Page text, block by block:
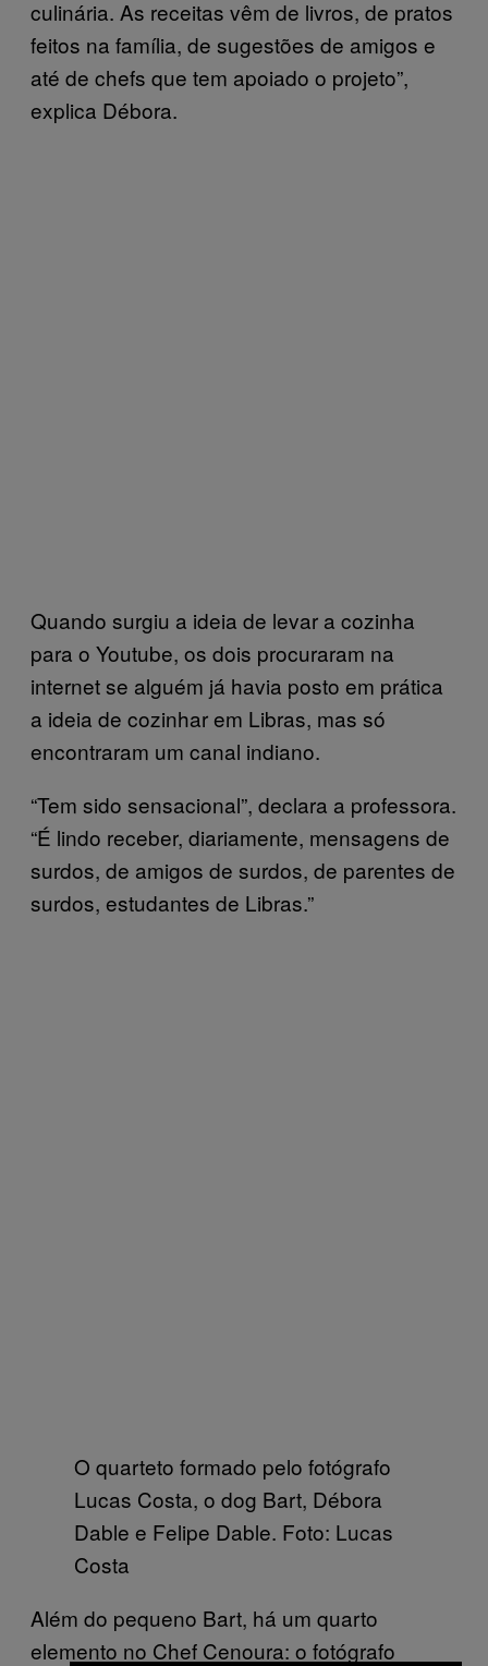
culinária. As receitas vêm de livros, de pratos
feitos na família, de sugestões de amigos e
até de chefs que tem apoiado o projeto”,
explica Débora.
Quando surgiu a ideia de levar a cozinha
para o Youtube, os dois procuraram na
internet se alguém já havia posto em prática
a ideia de cozinhar em Libras, mas só
encontraram um canal indiano.
“Tem sido sensacional”, declara a professora.
“É lindo receber, diariamente, mensagens de
surdos, de amigos de surdos, de parentes de
surdos, estudantes de Libras.”
O quarteto formado pelo fotógrafo
Lucas Costa, o dog Bart, Débora
Dable e Felipe Dable. Foto: Lucas
Costa
Além do pequeno Bart, há um quarto
elemento no Chef Cenoura: o fotógrafo